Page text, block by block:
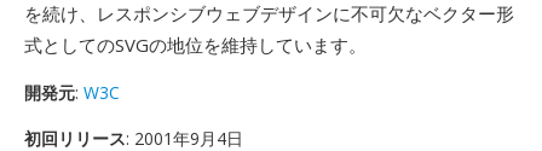
を続け、レスポンシブウェブデザインに不可欠なベクター形
式としてのSVGの地位を維持しています。
開発元: W3C
初回リリース: 2001年9月4日